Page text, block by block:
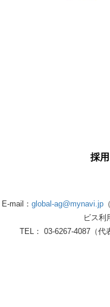
採
E-mail： global-ag@mynavi.jp
ビス利
TEL： 03-6267-4087（